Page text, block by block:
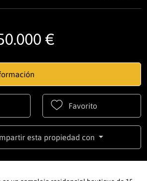
€
Favorito
esta propiedad con